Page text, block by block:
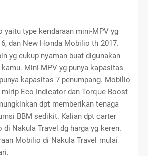
yaitu type kendaraan mini-MPV yg
dan New Honda Mobilio th 2017.
yg cukup nyaman buat digunakan
Mini-MPV yg punya kapasitas
kapasitas 7 penumpang. Mobilio
Eco Indicator dan Torque Boost
dpt memberikan tenaga
BBM sedikit. Kalian dpt carter
di Nakula Travel dg harga yg keren.
Mobilio di Nakula Travel mulai